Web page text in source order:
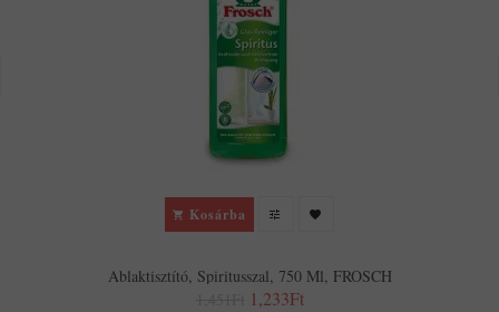
Kosárba
Ablaktisztító, Spiritusszal, 750 Ml, FROSCH
1,233Ft